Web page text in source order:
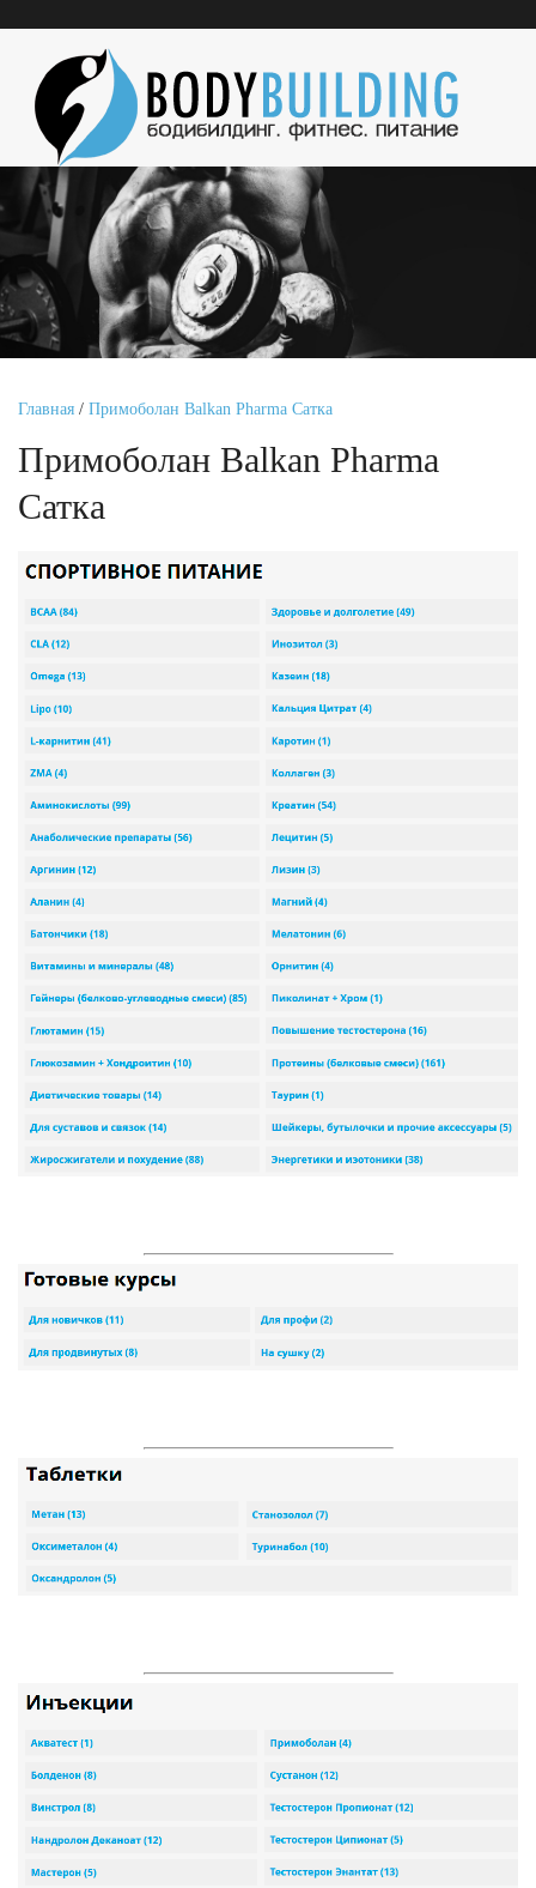
Главная / Примоболан Balkan Pharma Сатка
Примоболан Balkan Pharma
Сатка